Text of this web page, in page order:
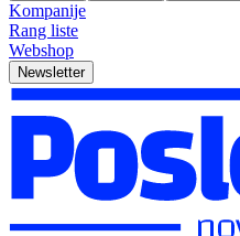
Kompanije
Rang liste
Webshop
Newsletter